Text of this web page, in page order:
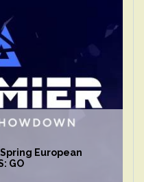
European
GO